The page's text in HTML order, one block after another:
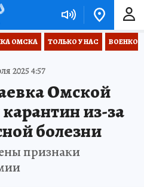
ОМСКА ТОЛЬКО У НАС
2025 4:57
Омской
из-за
болезни
признаки